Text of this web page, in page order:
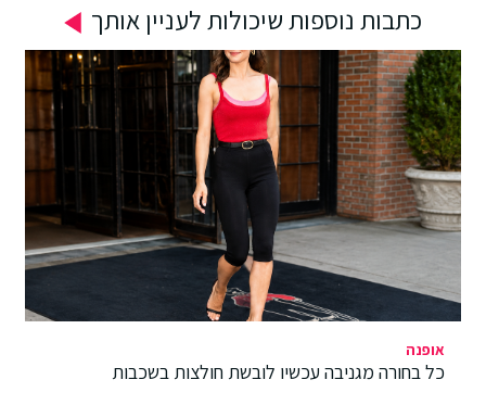
כתבות נוספות שיכולות לעניין אותך
אופנה
כל בחורה מגניבה עכשיו לובשת חולצות בשכבות